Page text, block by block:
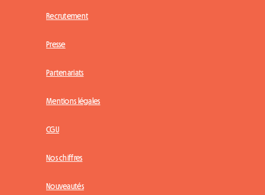
Recrutement
Presse
Partenariats
Mentions légales
CGU
Nos chiffres
Nouveautés